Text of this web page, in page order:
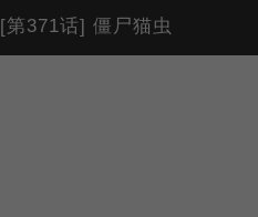
[第371话] 僵尸猫虫